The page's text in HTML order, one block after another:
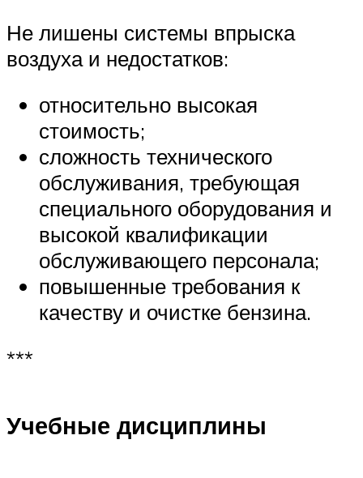
Не лишены системы впрыска
воздуха и недостатков:
относительно высокая
стоимость;
сложность технического
обслуживания, требующая
специального оборудования и
высокой квалификации
обслуживающего персонала;
повышенные требования к
качеству и очистке бензина.
***
Учебные дисциплины